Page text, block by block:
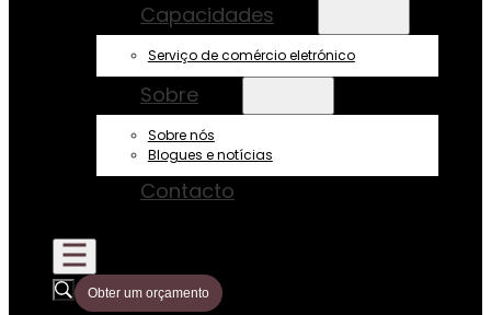
Capacidades
Serviço de comércio eletrónico
Sobre
Sobre nós
Blogues e notícias
Contacto
Obter um orçamento